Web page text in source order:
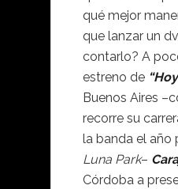
qué mejor
que lanzar un
contarlo? A
estreno de
Buenos Aires
recorre su
la banda el año
Luna Park–
Córdoba a